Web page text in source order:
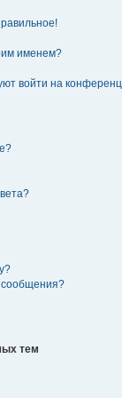
именем?
войти на
сообщения?
тем